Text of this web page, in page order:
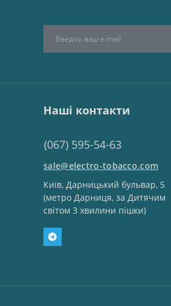
Наші контакти
(067) 595-54-63
sale@electro-tobacco.com
Київ, Дарницький бульвар, 5
(метро Дарниця, за Дитячим
світом 3 хвилини пішки)